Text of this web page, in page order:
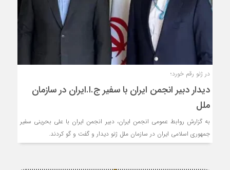
در ژنو رقم خورد؛
دیدار دبیر انجمن ایران با سفیر ج.ا.ایران در سازمان
ملل
به گزارش روابط عمومی انجمن ایران، دبیر انجمن ایران با علی بحرینی سفیر
جمهوری اسلامی ایران در سازمان ملل ژنو دیدار و گفت و گو کردند.